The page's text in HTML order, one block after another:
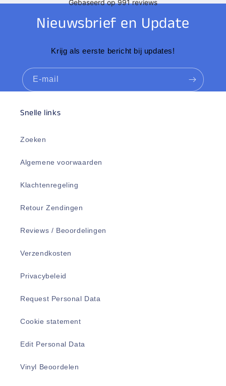
Nieuwsbrief en Update
Krijg als eerste bericht bij updates!
E‑mail
Snelle links
Zoeken
Algemene voorwaarden
Klachtenregeling
Retour Zendingen
Reviews / Beoordelingen
Verzendkosten
Privacybeleid
Request Personal Data
Cookie statement
Edit Personal Data
Vinyl Beoordelen